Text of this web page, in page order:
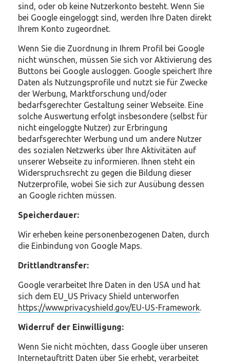
sind, oder ob keine Nutzerkonto besteht. Wenn Sie
bei Google eingeloggt sind, werden Ihre Daten direkt
Ihrem Konto zugeordnet.
Wenn Sie die Zuordnung in Ihrem Profil bei Google
nicht wünschen, müssen Sie sich vor Aktivierung des
Buttons bei Google ausloggen. Google speichert Ihre
Daten als Nutzungsprofile und nutzt sie für Zwecke
der Werbung, Marktforschung und/oder
bedarfsgerechter Gestaltung seiner Webseite. Eine
solche Auswertung erfolgt insbesondere (selbst für
nicht eingeloggte Nutzer) zur Erbringung
bedarfsgerechter Werbung und um andere Nutzer
des sozialen Netzwerks über Ihre Aktivitäten auf
unserer Webseite zu informieren. Ihnen steht ein
Widerspruchsrecht zu gegen die Bildung dieser
Nutzerprofile, wobei Sie sich zur Ausübung dessen
an Google richten müssen.
Speicherdauer:
Wir erheben keine personenbezogenen Daten, durch
die Einbindung von Google Maps.
Drittlandtransfer:
Google verarbeitet Ihre Daten in den USA und hat
sich dem EU_US Privacy Shield unterworfen
https://www.privacyshield.gov/EU-US-Framework.
Widerruf der Einwilligung:
Wenn Sie nicht möchten, dass Google über unseren
Internetauftritt Daten über Sie erhebt, verarbeitet